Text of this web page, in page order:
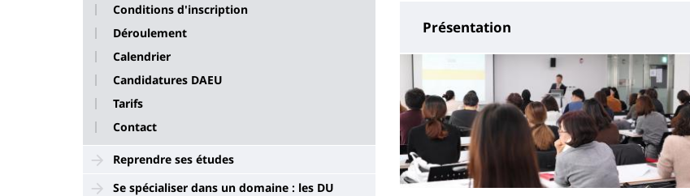
Conditions d'inscription
Déroulement
Calendrier
Candidatures DAEU
Tarifs
Contact
Reprendre ses études
Se spécialiser dans un domaine : les DU
Présentation